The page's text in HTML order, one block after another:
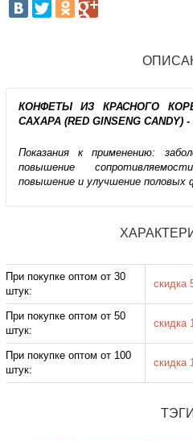
КОНФЕТЫ ИЗ КРАСНОГО
САХАРА (RED GINSENG CANDY)
Показания к применению:
повышение
повышение и улучшение половых
При покупке оптом от 30
штук:
скидка
При покупке оптом от 50
штук:
скидка
При покупке оптом от 100
штук:
скидка